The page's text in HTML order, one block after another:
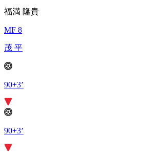
福満 隆貴
MF 8
茂 平
90+3’
90+3’